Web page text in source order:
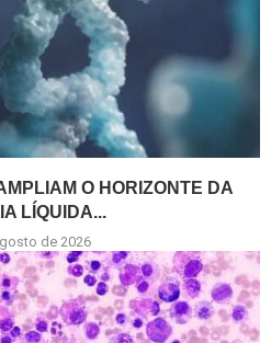
O HORIZONTE DA
LÍQUIDA...
de 2026